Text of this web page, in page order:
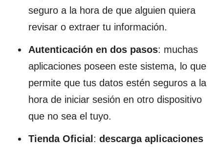
seguro a la hora de que alguien quiera
revisar o extraer tu información.
Autenticación en dos pasos: muchas
aplicaciones poseen este sistema, lo que
permite que tus datos estén seguros a la
hora de iniciar sesión en otro dispositivo
que no sea el tuyo.
Tienda Oficial : descarga aplicaciones